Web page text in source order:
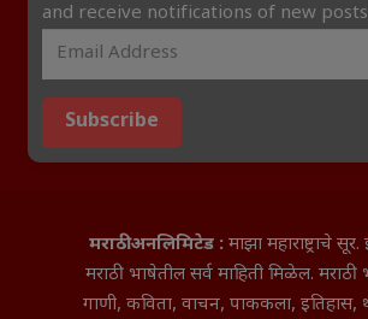
and receive notifications of new
Subscribe
मराठी अनलिमिटेड : माझा महाराष्ट्राचे
मराठी भाषेतील सर्व माहिती मिळेल.
गाणी, कविता, वाचन, पाककला, इतिहास,